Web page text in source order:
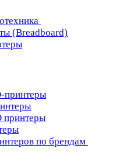
(Breadboard)
принтеры
принтеры
по брендам